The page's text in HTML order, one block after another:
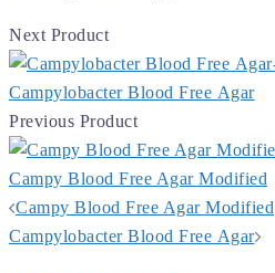
Next Product
Campylobacter Blood Free Agar
Previous Product
Campy Blood Free Agar Modified
Post
navigation
Campy Blood Free Agar Modified
Campylobacter Blood Free Agar